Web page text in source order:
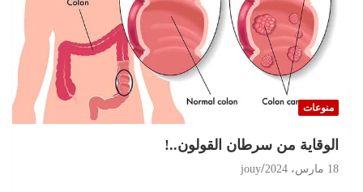
منوعات
الوقاية من سرطان القولون..!
18 مارس، 2024 jouy